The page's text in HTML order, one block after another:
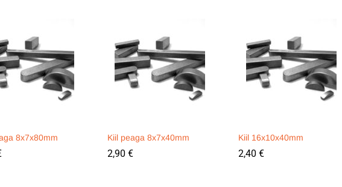
8x7x80mm Kiil peaga 8x7x40mm
2,90 €
2,90 €
Kiil 16x10x40mm
2,40 €
2,40 €